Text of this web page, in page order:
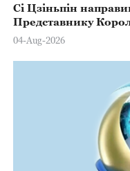
Сі Цзіньпін
Представнику
Марстерсу з нагоди
04-Aug-2026